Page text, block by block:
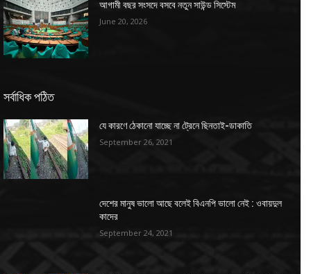
আগামী বছর সংসদে বসবে নতুন সাউন্ড সিস্টেম
June 20, 2026
সর্বাধিক পঠিত
যে কারণে ঠেকানো যাচ্ছে না ট্রেনে ছিনতাই-ডাকাতি
September 26, 2021
দেশের মানুষ ভালো আছে বলেই বিএনপি ভালো নেই : ওবায়দুল
কাদের
September 24, 2021